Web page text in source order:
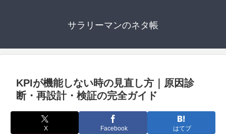
サラリーマンのネタ帳
KPIが機能しない時の見直し方｜原因診
断・再設計・検証の完全ガイド
X Facebook はてブ